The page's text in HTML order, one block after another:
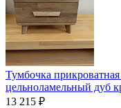
Тумбочка
цельноламельный дуб
13 215 ₽